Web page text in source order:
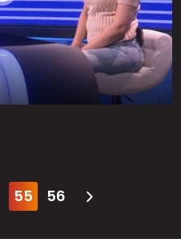
55 56